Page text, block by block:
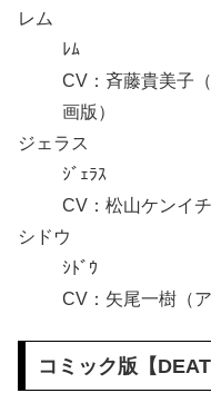
レム
ﾚﾑ
CV：斉藤貴美子
画版）
ジェラス
ｼﾞｪﾗｽ
CV：松山ケンイ
シドウ
ｼﾄﾞｳ
CV：矢尾一樹（ア
コミック版【